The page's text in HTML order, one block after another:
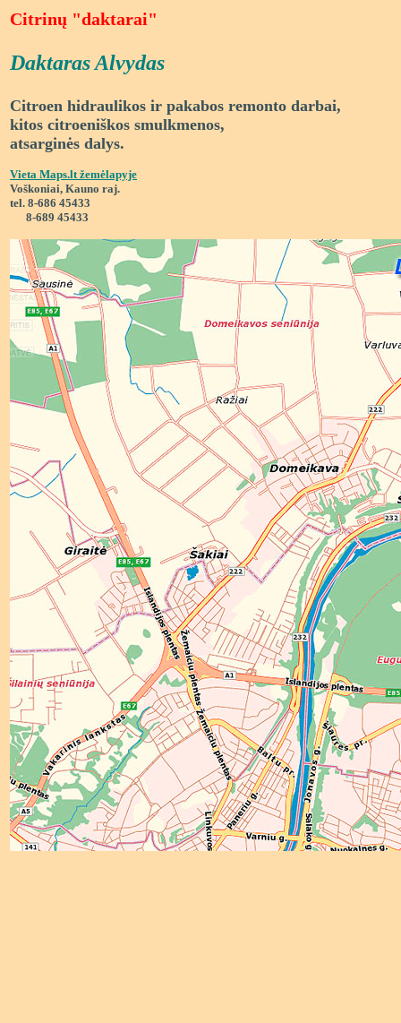
Citrinų "daktarai"
Daktaras Alvydas
Citroen hidraulikos ir pakabos remonto darbai,
kitos citroeniškos smulkmenos,
atsarginės dalys.
Vieta Maps.lt žemėlapyje
Voškoniai, Kauno raj.
tel. 8-686 45433
8-689 45433